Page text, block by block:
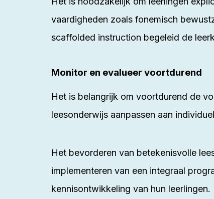
vaardigheden zoals fonemisch
scaffolded instruction begeleid de
Monitor en evalueer voortdurend
Het is belangrijk om voortdurend de
leesonderwijs aanpassen aan
Het bevorderen van betekenisvolle
implementeren van een integraal
kennisontwikkeling van hun leerlingen.